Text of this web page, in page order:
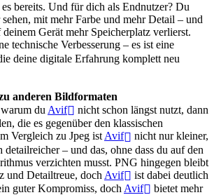
es bereits. Und für dich als Endnutzer? Du
mit mehr Farbe und mehr Detail – und
deinem Gerät mehr Speicherplatz verlierst.
technische Verbesserung – es ist eine
deine digitale Erfahrung komplett neu
anderen Bildformaten
du Avif
nicht schon längst nutzt, dann
die es gegenüber den klassischen
Vergleich zu Jpeg ist Avif
nicht nur kleiner,
detailreicher – und das, ohne dass du auf den
verzichten musst. PNG hingegen bleibt
und Detailtreue, doch Avif
ist dabei deutlich
guter Kompromiss, doch Avif
bietet mehr